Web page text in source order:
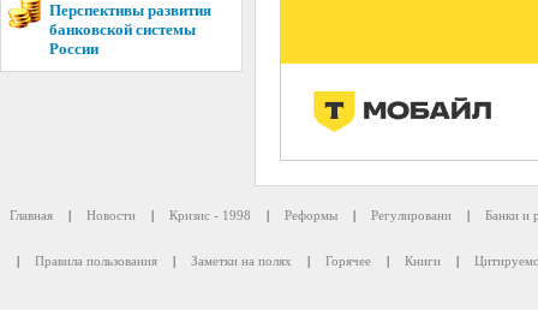
Перспективы развития
банковской системы
России
Главная | Новости | Кризис - 1998 | Реформы | Регулировани | Банки и
| Правила пользования | Заметки на полях | Горячее | Книги |